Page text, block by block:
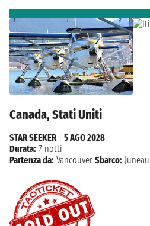
Canada, Stati Uniti
STAR SEEKER| 5 AGO 2028
Durata: 7 notti
Partenza da: Vancouver Sbarco: Juneau